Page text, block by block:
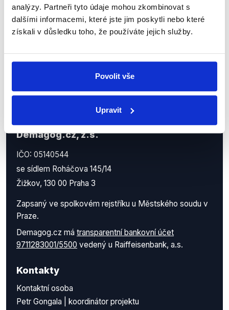
analýzy. Partneři tyto údaje mohou zkombinovat s
dalšími informacemi, které jste jim poskytli nebo které
získali v důsledku toho, že používáte jejich služby.
Povolit vše
Upravit
příspěvků přátelům podpoříte naši
práci.
Demagog.cz, z.s.
IČO: 05140544
se sídlem Roháčova 145/14
Žižkov, 130 00 Praha 3
Zapsaný ve spolkovém rejstříku u Městského soudu v
Praze.
Demagog.cz má transparentní bankovní účet
9711283001/5500 vedený u Raiffeisenbank, a.s.
Kontakty
Kontaktní osoba
Petr Gongala | koordinátor projektu